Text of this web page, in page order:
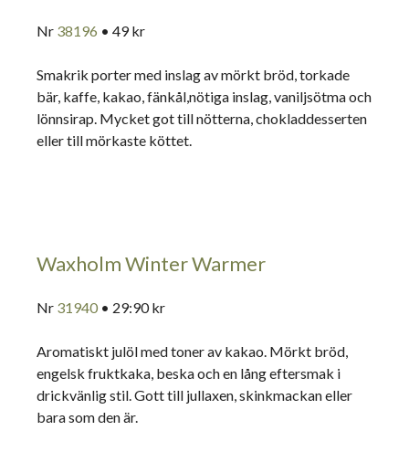
Nr 38196 • 49 kr
Smakrik porter med inslag av mörkt bröd, torkade
bär, kaffe, kakao, fänkål,nötiga inslag, vaniljsötma och
lönnsirap. Mycket got till nötterna, chokladdesserten
eller till mörkaste köttet.
Waxholm Winter Warmer
Nr 31940 • 29:90 kr
Aromatiskt julöl med toner av kakao. Mörkt bröd,
engelsk fruktkaka, beska och en lång eftersmak i
drickvänlig stil. Gott till jullaxen, skinkmackan eller
bara som den är.